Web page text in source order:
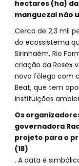
hectares (ha)
manguezal não
Cerca de 2,3 mil
do ecossistema
Sirinhaém, Rio
criação da Resex
novo fôlego com
Beat, que tem
instituições
Os
governadora
projeto para o
(18)
. A data é